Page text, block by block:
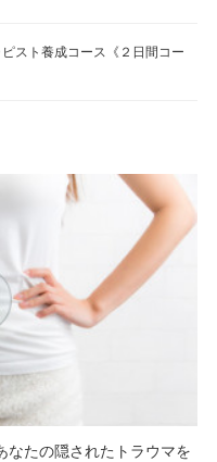
スト養成コース《２日間コー
たの隠されたトラウマを